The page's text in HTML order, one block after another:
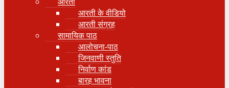
आरती के वीडियो
आरती संग्रह
सामायिक पाठ
आलोचना-पाठ
जिनवाणी स्तुति
निर्वाण कांड
बारह भावना